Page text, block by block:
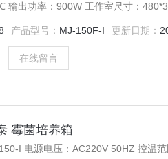
输出功率：900W 工作室尺寸：
产品型号： MJ-150F-I 更新日期：
在线留言
霉菌培养箱
I 电源电压：AC220V 50HZ 控